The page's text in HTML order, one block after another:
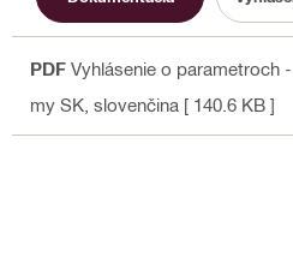
PDF Vyhlásenie o parametroch
my SK , slovenčina [ 140.6 KB ]